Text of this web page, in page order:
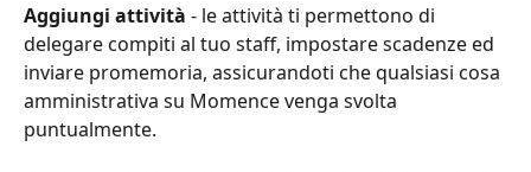
Aggiungi attività - le attività ti permettono di
delegare compiti al tuo staff, impostare scadenze ed
inviare promemoria, assicurandoti che qualsiasi cosa
amministrativa su Momence venga svolta
puntualmente.